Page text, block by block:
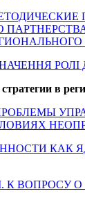
в
ПРОБЛЕМЫ
К